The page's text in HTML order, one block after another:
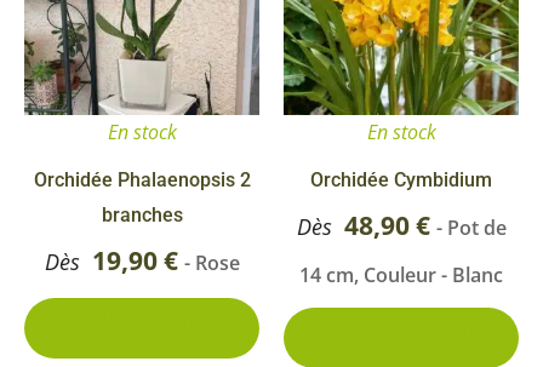
En stock
Orchidée Phalaenopsis 2
branches
Dès 19,90€ - Rose
variations.
Les
options
choisies
page
En stock
Orchidée Cymbidium
Dès 48,90€ - Pot de
14 cm, Couleur - Blanc
du